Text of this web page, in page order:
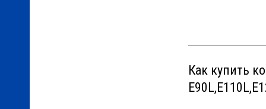
Как купить